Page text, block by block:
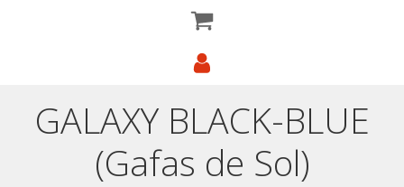
GALAXY BLACK-BLUE
(Gafas de Sol)